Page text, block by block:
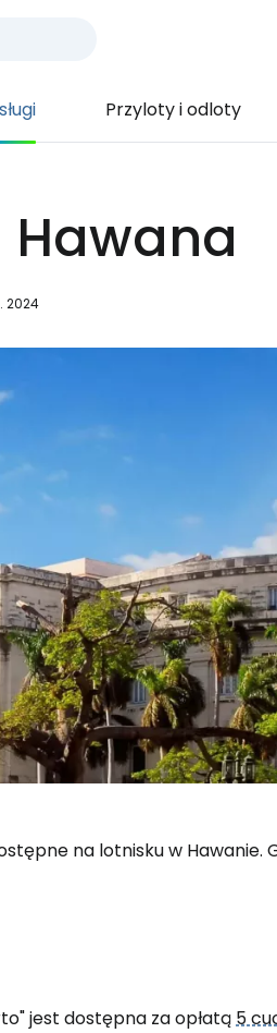
Przyloty i odloty
Hawana
2024
na lotnisku w Hawanie.
jest dostępna za opłatą5